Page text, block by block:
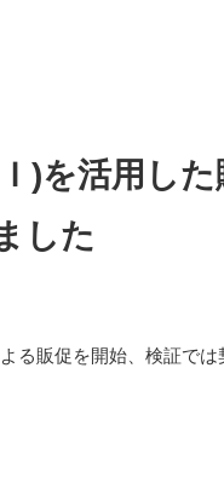
)を活用し
した
る販促を開始、検証で